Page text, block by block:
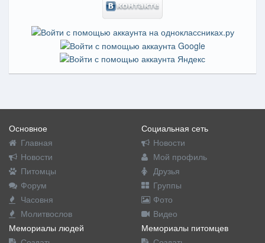
Основное
Главная
Новости
Питомцы
Форум
Часовня
Молитвослов
Социальная сеть
Новости
Мой профиль
Друзья
Группы
Фото
Видео
Мемориалы людей
Мемориалы питомцев